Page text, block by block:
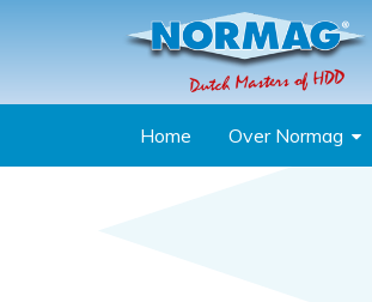
Overslaan en naar de inhoud gaan
Home Over Normag